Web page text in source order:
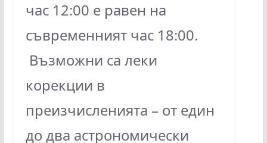
час 12:00 е равен на
съвременният час 18:00.
Възможни са леки
корекции в
преизчисленията – от един
до два астрономически